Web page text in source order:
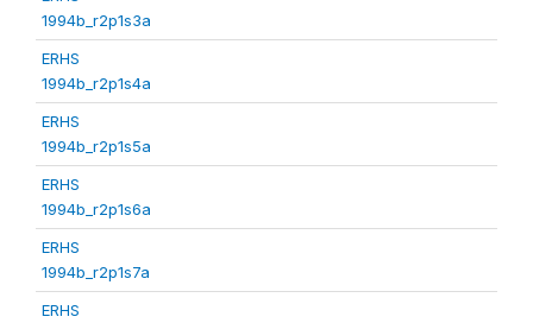
1994b_r2p1s3a
ERHS
1994b_r2p1s4a
ERHS
1994b_r2p1s5a
ERHS
1994b_r2p1s6a
ERHS
1994b_r2p1s7a
ERHS